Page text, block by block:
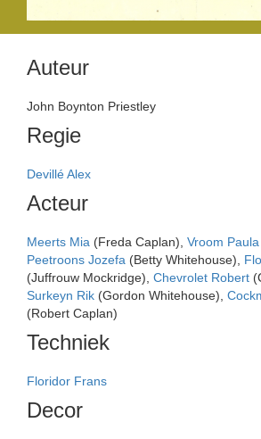
Auteur
John Boynton Priestley
Regie
Devillé Alex
Acteur
Meerts Mia (Freda Caplan), Vroom Paula
Peetroons Jozefa (Betty Whitehouse),
(Juffrouw Mockridge), Chevrolet Robert
Surkeyn Rik (Gordon Whitehouse),
(Robert Caplan)
Techniek
Floridor Frans
Decor